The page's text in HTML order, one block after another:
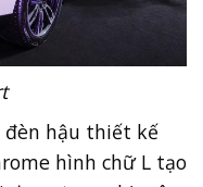
hậu thiết kế
hình chữ L tạo
được trang bị mâm